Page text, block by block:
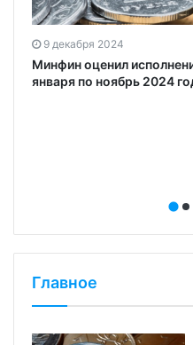
9 декабря 2024
Минфин оценил
января по ноябрь 2024
Главное